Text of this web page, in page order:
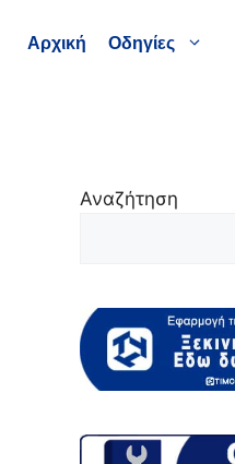
Αρχική Οδηγίες
Αναζήτηση